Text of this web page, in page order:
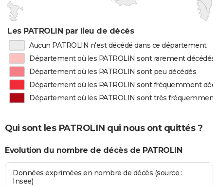
Les PATROLIN par lieu de décès
Aucun PATROLIN n'est décédé dans ce département
Département où les PATROLIN sont rarement décédés
Département où les PATROLIN sont peu décédés
Département où les PATROLIN sont fréquemment
Département où les PATROLIN sont très fréquemment
Qui sont les PATROLIN qui nous ont quittés ?
Evolution du nombre de décès de PATROLIN
Données exprimées en nombre de décès (source :
Insee)